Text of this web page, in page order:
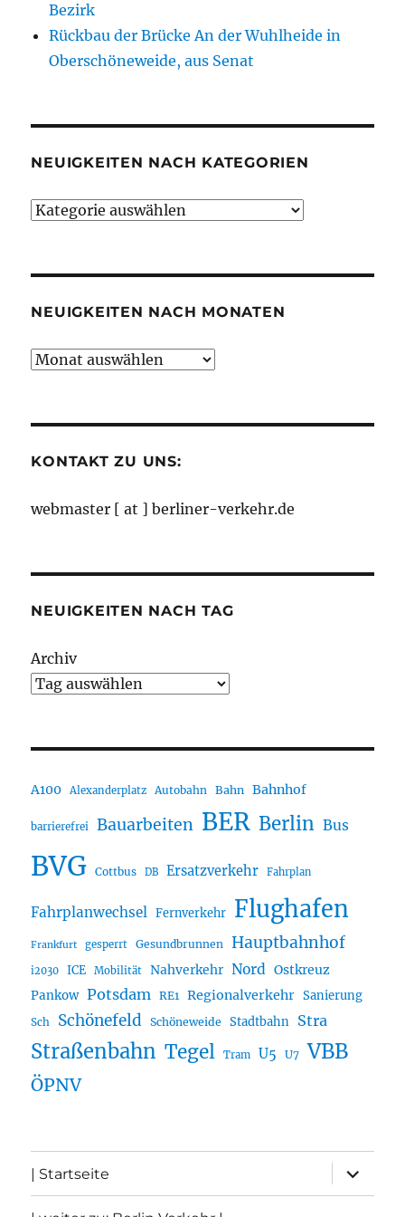
Bezirk
Rückbau der Brücke An der Wuhlheide in
Oberschöneweide, aus Senat
NEUIGKEITEN NACH KATEGORIEN
Neuigkeiten
NEUIGKEITEN NACH MONATEN
Neuigkeiten
KONTAKT ZU UNS:
webmaster [ at ] berliner-verkehr.de
NEUIGKEITEN NACH TAG
Archiv
A100 Alexanderplatz Autobahn Bahn Bahnhof
barrierefrei Bauarbeiten BER Berlin Bus
BVG Cottbus DB Ersatzverkehr Fahrplan
Fahrplanwechsel Fernverkehr Flughafen
Frankfurt gesperrt Gesundbrunnen Hauptbahnhof
i2030 ICE Mobilität Nahverkehr Nord Ostkreuz
Pankow Potsdam RE1 Regionalverkehr Sanierung
Sch Schönefeld Schöneweide Stadtbahn Stra
Straßenbahn Tegel Tram U5 U7 VBB
ÖPNV
| Startseite
öffnen